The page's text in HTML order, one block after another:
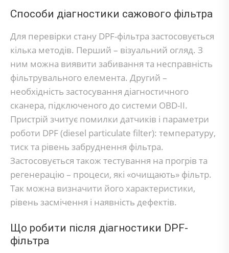
Способи діагностики сажового фільтра
Для перевірки стану DPF-фільтра застосовується
кілька методів. Перший – візуальний огляд. З
ним можна виявити забивання та несправність
фільтрувального елемента. Другий –
необхідність застосування діагностичного
сканера, підключеного до системи OBD-II.
Пристрій зчитує помилки датчиків і параметри
роботи DPF (diesel particulate filter): температуру,
тиск та рівень забруднення фільтра.
Застосовується також тестування на прогрів та
регенерацію – процеси, які «очищають» фільтр.
Так можна визначити його характеристики,
рівень засмічення і наявність дефектів.
Що робити після діагностики DPF-
фільтра